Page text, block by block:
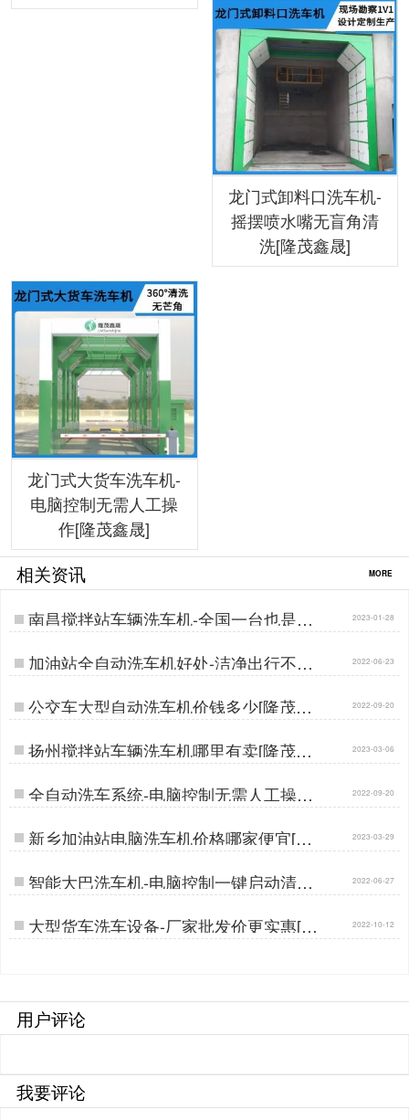
龙门式卸料口洗车机-
摇摆喷水嘴无盲角清
洗[隆茂鑫晟]
龙门式大货车洗车机-
电脑控制无需人工操
作[隆茂鑫晟]
相关资讯 MORE
南昌搅拌站车辆洗车机-全国一台也是批
发价[隆茂鑫晟]…
2023-01-28
加油站全自动洗车机好处-洁净出行不排
队[隆茂鑫晟]…
2022-06-23
公交车大型自动洗车机价钱多少[隆茂鑫
晟]…
2022-09-20
扬州搅拌站车辆洗车机哪里有卖[隆茂鑫
晟]…
2023-03-06
全自动洗车系统-电脑控制无需人工操作
[隆茂鑫晟]…
2022-09-20
新乡加油站电脑洗车机价格哪家便宜[隆
茂鑫晟]…
2023-03-29
智能大巴洗车机-电脑控制一键启动清洗
[隆茂鑫晟]…
2022-06-27
大型货车洗车设备-厂家批发价更实惠[隆
茂鑫晟]…
2022-10-12
用户评论
我要评论